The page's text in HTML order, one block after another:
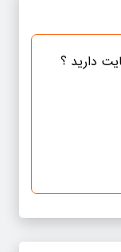
دارید ؟